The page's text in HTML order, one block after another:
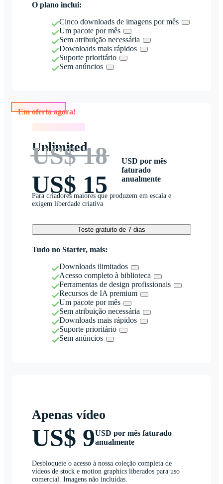
O plano inclui:
Cinco downloads de imagens por mês
Um pacote por mês
Sem atribuição necessária
Downloads mais rápidos
Suporte prioritário
Sem anúncios
Unlimited
US$ 18
US$ 15
USD por mês
faturado
anualmente
Para criadores maiores que produzem em escala e
exigem liberdade criativa
Teste gratuito de 7 dias
Tudo no Starter, mais:
Downloads ilimitados
Acesso completo à biblioteca
Ferramentas de design profissionais
Recursos de IA premium
Um pacote por mês
Sem atribuição necessária
Downloads mais rápidos
Suporte prioritário
Sem anúncios
Apenas vídeo
US$ 9USD por mês faturado
anualmente
Desbloqueie o acesso à nossa coleção completa de
vídeos de stock e motion graphics liberados para uso
comercial. Imagens não incluídas.